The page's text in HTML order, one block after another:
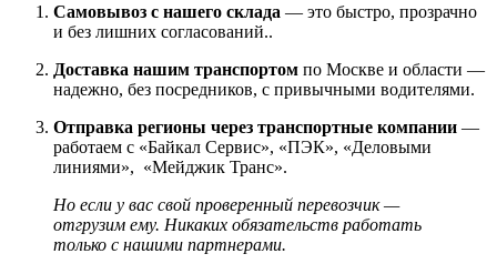
Самовывоз с нашего склада — это быстро, прозрачно
и без лишних согласований..
Доставка нашим транспортом по Москве и области —
надежно, без посредников, с привычными водителями.
Отправка регионы через транспортные компании —
работаем с «Байкал Сервис», «ПЭК», «Деловыми
линиями», «Мейджик Транс».
Но если у вас свой проверенный перевозчик —
отгрузим ему. Никаких обязательств работать
только с нашими партнерами.